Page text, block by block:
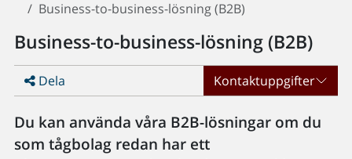
är Business-to-business-lösning (B2B)
Business-to-business-lösning (B2B)
Dela Kontaktuppgifter
Du kan använda våra B2B-lösningar om du
som tågbolag redan har ett